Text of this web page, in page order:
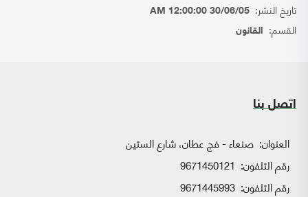
تاريخ النشر: 30/06/05 12:00:00 AM
القسم: القانون
اتصل بنا
العنوان: صنعاء - فج عطان، شارع الستين
رقم التلفون: 9671450121
رقم التلفون: 9671445993